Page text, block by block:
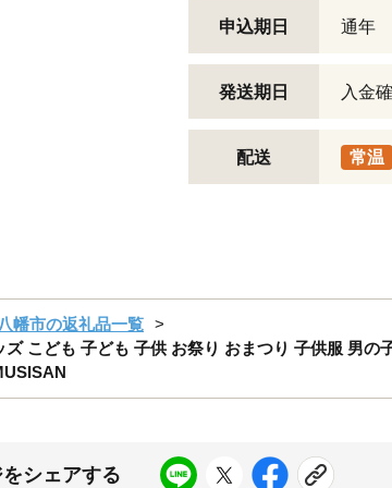
申込期日 通年
発送期日 入金
配送 常温
幡市の返礼品一覧
こども 子ども 子供 お祭り おまつり 子供服 男の
シェアする